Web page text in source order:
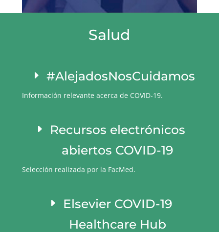
Salud
#AlejadosNosCuidamos
Información relevante acerca de COVID-19.
Recursos electrónicos
abiertos COVID-19
Selección realizada por la FacMed.
Elsevier COVID-19
Healthcare Hub